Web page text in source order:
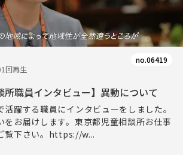
回再生
no.06419
所職員インタビュー】異動について
躍する職員にインタビューをしました。
をお届けします。東京都児童相談所お仕事
覧下さい。https://w...